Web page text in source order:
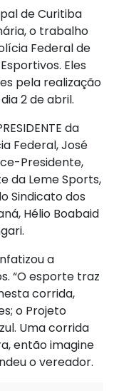
de Curitiba
o trabalho
Federal de
Eles
pela realização
2 de abril.
da
Federal, José
Presidente,
da Leme Sports,
Sindicato dos
Hélio Boabaid
a
“O esporte traz
corrida,
o Projeto
Uma corrida
então imagine
o vereador.